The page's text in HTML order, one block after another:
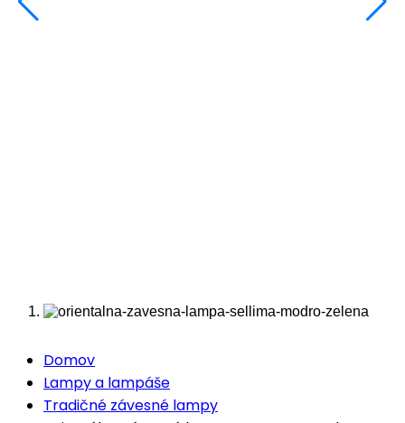
Domov
Lampy a lampáše
Tradičné závesné lampy